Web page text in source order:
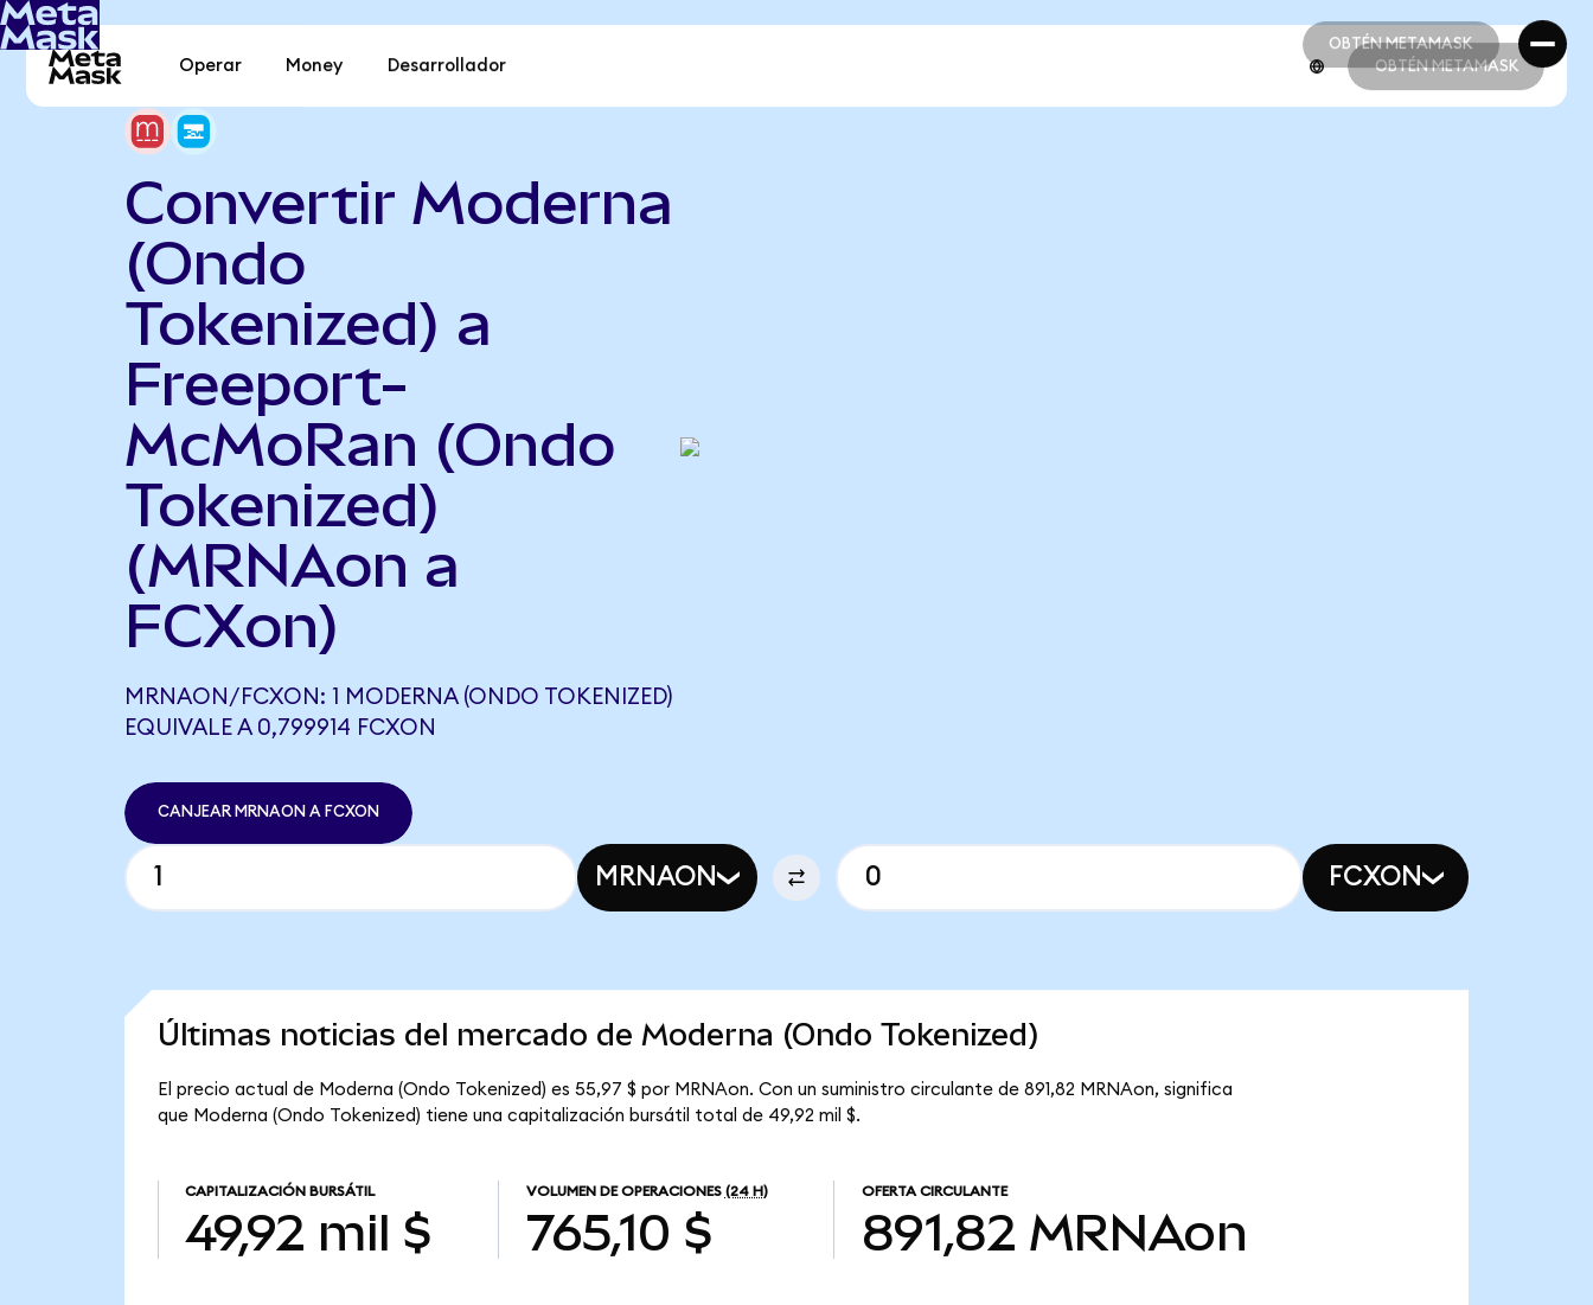
OBTÉN METAMASK
OBTÉN METAMASK
Operar Money Desarrollador OBTÉN METAMASK
Convertir Moderna
(Ondo
Tokenized) a
Freeport-
McMoRan (Ondo
Tokenized)
(MRNAon a
FCXon)
MRNAON/FCXON: 1 MODERNA (ONDO TOKENIZED)
EQUIVALE A 0,799914 FCXON
CANJEAR MRNAON A FCXON
MRNAON FCXON
Últimas noticias del mercado de Moderna (Ondo Tokenized)
El precio actual de Moderna (Ondo Tokenized) es 55,97 $ por MRNAon. Con un suministro circulante de 891,82 MRNAon, significa
que Moderna (Ondo Tokenized) tiene una capitalización bursátil total de 49,92 mil $.
CAPITALIZACIÓN BURSÁTIL
49,92 mil $
VOLUMEN DE OPERACIONES (24 H)
765,10 $
OFERTA CIRCULANTE
891,82 MRNAon